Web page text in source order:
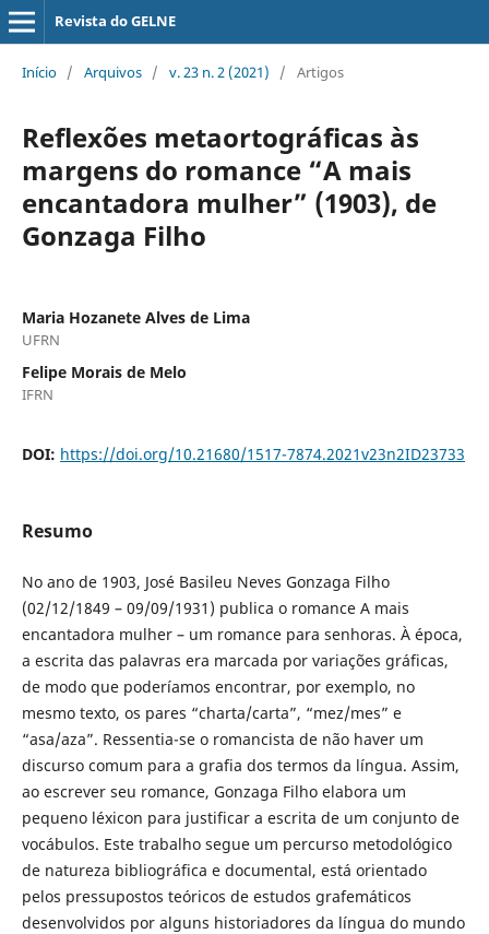
Revista do GELNE
Início / Arquivos / v. 23 n. 2 (2021) / Artigos
Reflexões metaortográficas às
margens do romance “A mais
encantadora mulher” (1903), de
Gonzaga Filho
Maria Hozanete Alves de Lima
UFRN
Felipe Morais de Melo
IFRN
DOI: https://doi.org/10.21680/1517-7874.2021v23n2ID23733
Resumo
No ano de 1903, José Basileu Neves Gonzaga Filho
(02/12/1849 – 09/09/1931) publica o romance A mais
encantadora mulher – um romance para senhoras. À época,
a escrita das palavras era marcada por variações gráficas,
de modo que poderíamos encontrar, por exemplo, no
mesmo texto, os pares “charta/carta”, “mez/mes” e
“asa/aza”. Ressentia-se o romancista de não haver um
discurso comum para a grafia dos termos da língua. Assim,
ao escrever seu romance, Gonzaga Filho elabora um
pequeno léxicon para justificar a escrita de um conjunto de
vocábulos. Este trabalho segue um percurso metodológico
de natureza bibliográfica e documental, está orientado
pelos pressupostos teóricos de estudos grafemáticos
desenvolvidos por alguns historiadores da língua do mundo